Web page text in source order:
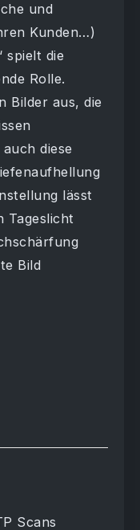
und
Kunden…)
spielt die
Rolle.
Bilder aus, die
diese
lässt
Tageslicht
Bild
Scans